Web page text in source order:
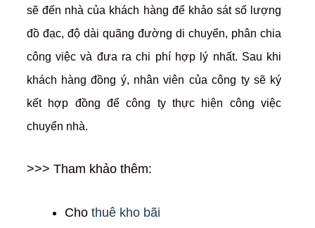
sẽ đến nhà của khách hàng để khảo sát số lượng
đồ đạc, độ dài quãng đường di chuyển, phân chia
công việc và đưa ra chi phí hợp lý nhất. Sau khi
khách hàng đồng ý, nhân viên của công ty sẽ ký
kết hợp đồng để công ty thực hiện công việc
chuyển nhà.
>>> Tham khảo thêm:
Cho thuê kho bãi